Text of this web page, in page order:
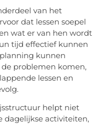
van het
dat lessen soepel
wat er van hen wordt
tijd effectief kunnen
kunnen
problemen komen,
lessen en
helpt niet
dagelijkse activiteiten,